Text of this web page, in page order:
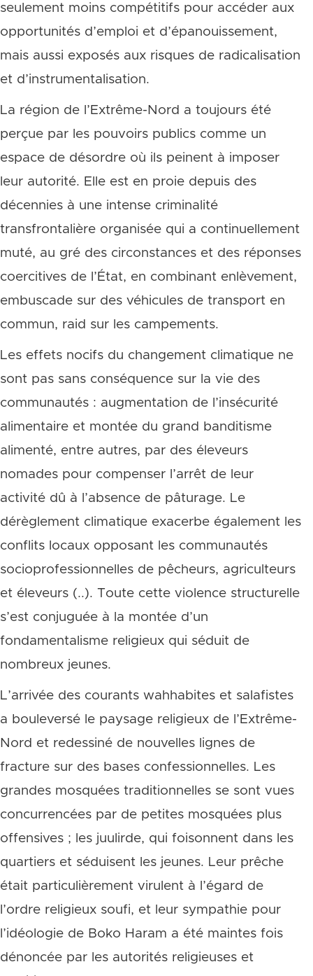
seulement moins compétitifs pour accéder aux
opportunités d’emploi et d’épanouissement,
mais aussi exposés aux risques de radicalisation
et d’instrumentalisation.
La région de l’Extrême-Nord a toujours été
perçue par les pouvoirs publics comme un
espace de désordre où ils peinent à imposer
leur autorité. Elle est en proie depuis des
décennies à une intense criminalité
transfrontalière organisée qui a continuellement
muté, au gré des circonstances et des réponses
coercitives de l’État, en combinant enlèvement,
embuscade sur des véhicules de transport en
commun, raid sur les campements.
Les effets nocifs du changement climatique ne
sont pas sans conséquence sur la vie des
communautés : augmentation de l’insécurité
alimentaire et montée du grand banditisme
alimenté, entre autres, par des éleveurs
nomades pour compenser l’arrêt de leur
activité dû à l’absence de pâturage. Le
dérèglement climatique exacerbe également les
conflits locaux opposant les communautés
socioprofessionnelles de pêcheurs, agriculteurs
et éleveurs (..). Toute cette violence structurelle
s’est conjuguée à la montée d’un
fondamentalisme religieux qui séduit de
nombreux jeunes.
L’arrivée des courants wahhabites et salafistes
a bouleversé le paysage religieux de l’Extrême-
Nord et redessiné de nouvelles lignes de
fracture sur des bases confessionnelles. Les
grandes mosquées traditionnelles se sont vues
concurrencées par de petites mosquées plus
offensives ; les juulirde, qui foisonnent dans les
quartiers et séduisent les jeunes. Leur prêche
était particulièrement virulent à l’égard de
l’ordre religieux soufi, et leur sympathie pour
l’idéologie de Boko Haram a été maintes fois
dénoncée par les autorités religieuses et